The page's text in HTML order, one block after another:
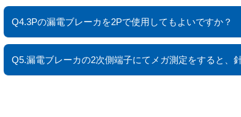
Q4.3Pの漏電ブレーカを2Pで使用してもよいですか？
Q5.漏電ブレーカの2次側端子にてメガ測定をすると、